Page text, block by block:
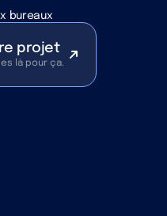
bureaux
projet
là pour ça.